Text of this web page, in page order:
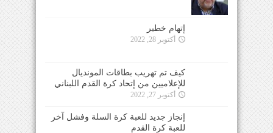
إتهام خطير
أكتوبر 28, 2022
كيف تم تهريب بطاقات المونديال
للإعلاميين من إتحاد كرة القدم اللبناني
أكتوبر 27, 2022
إنجاز جديد للعبة كرة السلة وفشل آخر
للعبة كرة القدم